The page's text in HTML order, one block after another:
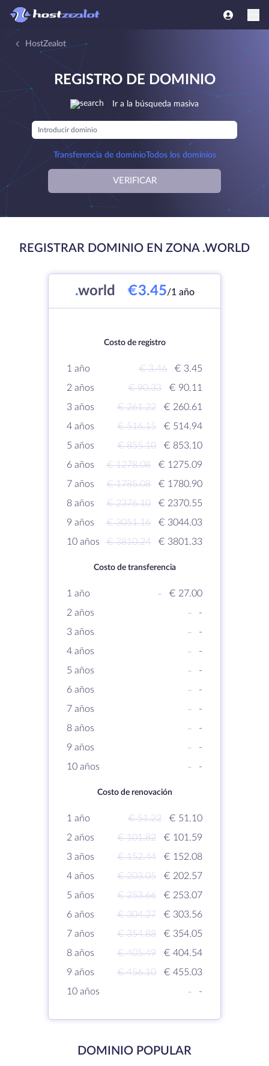
HostZealot
REGISTRO DE DOMINIO
Ir a la búsqueda masiva
Transferencia de dominioTodos los dominios
VERIFICAR
REGISTRAR DOMINIO EN ZONA .WORLD
.world €3.45/1 año
Costo de registro
1 año € 3.46
€ 3.45
2 años
€ 90.33
€ 90.11
3 años
€ 261.22
€ 260.61
4 años
€ 516.15
€ 514.94
5 años
€ 855.10
€ 853.10
6 años
€ 1278.08
€ 1275.09
7 años
€ 1785.08
€ 1780.90
8 años
€ 2376.10
€ 2370.55
9 años
€ 3051.16
€ 3044.03
10 años
€ 3810.24 € 3801.33
Costo de transferencia
1 año -
€ 27.00
2 años
-
-
3 años
-
-
4 años
-
-
5 años
-
-
6 años
-
-
7 años
-
-
8 años
-
-
9 años
-
-
10 años
- -
Costo de renovación
1 año € 51.22
€ 51.10
2 años
€ 101.82
€ 101.59
3 años
€ 152.44
€ 152.08
4 años
€ 203.05
€ 202.57
5 años
€ 253.66
€ 253.07
6 años
€ 304.27
€ 303.56
7 años
€ 354.88
€ 354.05
8 años
€ 405.49
€ 404.54
9 años
€ 456.10
€ 455.03
10 años
- -
DOMINIO POPULAR